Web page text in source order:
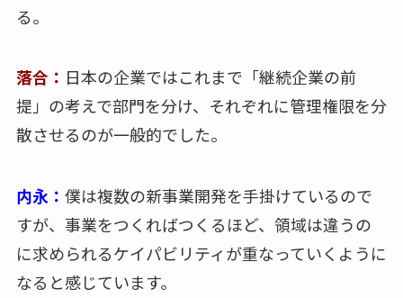
る。
落合： 日本の企業ではこれまで「継続企業の前
提」の考えで部門を分け、それぞれに管理権限を分
散させるのが一般的でした。
内永： 僕は複数の新事業開発を手掛けているので
すが、事業をつくればつくるほど、領域は違うの
に求められるケイパビリティが重なっていくように
なると感じています。